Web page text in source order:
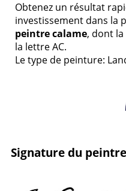
Obtenez un résultat
investissement dans la
peintre calame, dont
la lettre AC.
Le type de peinture:
Signature du